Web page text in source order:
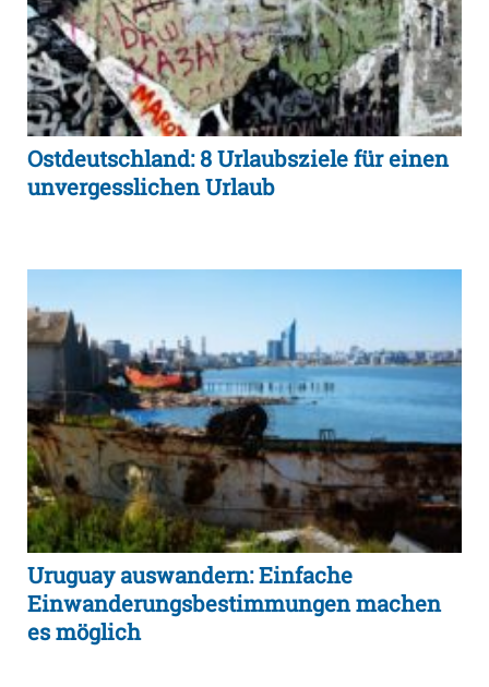
Ostdeutschland: 8 Urlaubsziele für einen
unvergesslichen Urlaub
Uruguay auswandern: Einfache
Einwanderungsbestimmungen machen
es möglich